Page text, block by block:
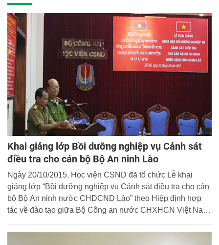
Khai giảng lớp Bồi dưỡng nghiệp vụ Cảnh sát
điều tra cho cán bộ Bộ An ninh Lào
Ngày 20/10/2015, Học viện CSND đã tổ chức Lễ khai
giảng lớp “Bồi dưỡng nghiệp vụ Cảnh sát điều tra cho cán
bộ Bộ An ninh nước CHDCND Lào” theo Hiệp định hợp
tác về đào tạo giữa Bộ Công an nước CHXHCN Việt Nam
2015. Đến dự và chủ trì buổi lễ có đồng chí Đại tá,